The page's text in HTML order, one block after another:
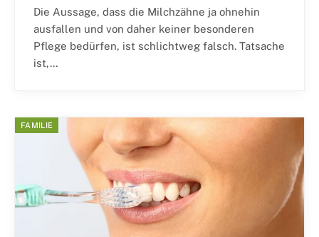
Die Aussage, dass die Milchzähne ja ohnehin
ausfallen und von daher keiner besonderen
Pflege bedürfen, ist schlichtweg falsch. Tatsache
ist,…
FAMILIE